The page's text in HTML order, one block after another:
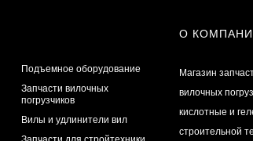
Подъемное оборудование
Запчасти вилочных
погрузчиков
Вилы и удлинители вил
О
Магазин
вилочных
кислотные и
строительной